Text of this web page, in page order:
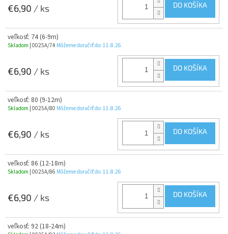
€6,90 / ks DO KOŠÍKA
veľkosť: 74 (6-9m)
Skladom | 0025A/74 Môžeme doručiť do: 11.8.26
€6,90 / ks DO KOŠÍKA
veľkosť: 80 (9-12m)
Skladom | 0025A/80 Môžeme doručiť do: 11.8.26
€6,90 / ks DO KOŠÍKA
veľkosť: 86 (12-18m)
Skladom | 0025A/86 Môžeme doručiť do: 11.8.26
€6,90 / ks DO KOŠÍKA
veľkosť: 92 (18-24m)